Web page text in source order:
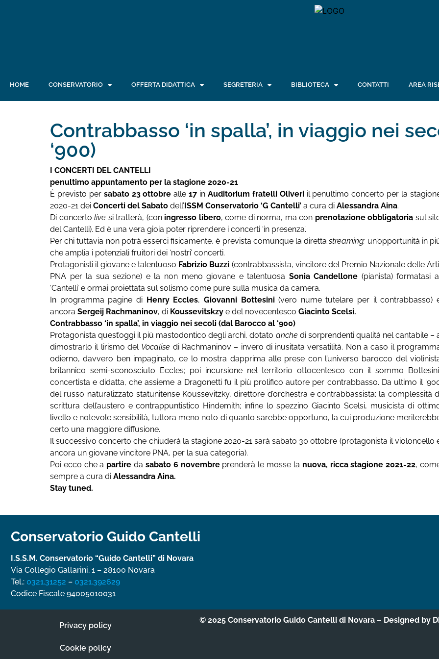
HOME CONSERVATORIO OFFERTA DIDATTICA SEGRETERIA BIBLIOTECA CONTATTI AREA
Contrabbasso ‘in spalla’, in viaggio nei
‘900)
I CONCERTI DEL CANTELLI
penultimo appuntamento per la stagione 2020-21
È previsto per sabato 23 ottobre alle17 in Auditorium fratelli Oliveriil penultimo concerto per la
2020-21 dei Concerti del Sabato dell’ISSM Conservatorio ‘G Cantelli’ a cura di Alessandra Aina.
Di concerto live si tratterà, (con ingresso libero, come di norma, ma con prenotazione obbligatoria sul
del Cantelli). Ed è una vera gioia poter riprendere i concerti ‘in presenza’.
Per chi tuttavia non potrà esserci fisicamente, è prevista comunque la direttastreaming: un’opportunità in
che amplia i potenziali fruitori dei ‘nostri’ concerti.
Protagonisti il giovane e talentuoso Fabrizio Buzzi (contrabbassista, vincitore del Premio Nazionale delle
PNA per la sua sezione) e la non meno giovane e talentuosa Sonia Candellone (pianista) formatasi
‘Cantelli’ e ormai proiettata sul solismo come pure sulla musica da camera.
In programma pagine diHenry Eccles, Giovanni Bottesini(vero nume tutelare per il contrabbasso)
ancora Sergeij Rachmaninov, di Koussevitskzy e del novecentesco Giacinto Scelsi.
Contrabbasso ‘in spalla’, in viaggio nei secoli (dal Barocco al ‘900)
Protagonista quest’oggi il più mastodontico degli archi, dotato anche di sorprendenti qualità nel cantabile –
dimostrarlo il lirismo del Vocalise di Rachmaninov – invero di inusitata versatilità. Non a caso il
odierno, davvero ben impaginato, ce lo mostra dapprima alle prese con l’universo barocco del
britannico semi-sconosciuto Eccles; poi incursione nel territorio ottocentesco con il sommo
concertista e didatta, che assieme a Dragonetti fu il più prolifico autore per contrabbasso. Da ultimo il
del russo naturalizzato statunitense Koussevitzky, direttore d’orchestra e contrabbassista; la complessità
scrittura dell’austero e contrappuntistico Hindemith; infine lo spezzino Giacinto Scelsi, musicista di
livello e notevole sensibilità, tuttora meno noto di quanto sarebbe opportuno, la cui produzione
certo una maggiore diffusione.
Il successivo concerto che chiuderà la stagione 2020-21 sarà sabato 30 ottobre (protagonista il violoncello
ancora un giovane vincitore PNA, per la sua categoria).
Poi ecco che a partire da sabato 6 novembreprenderà le mosse la nuova, ricca stagione 2021-22,
sempre a cura di Alessandra Aina.
Stay tuned.
Conservatorio Guido Cantelli
I.S.S.M. Conservatorio “Guido Cantelli” di Novara
Via Collegio Gallarini, 1 – 28100 Novara
Tel.: 0321.31252 – 0321.392629
Codice Fiscale 94005010031­
Privacy policy
Cookie policy
© 2025 Conservatorio Guido Cantelli di Novara – Designed by